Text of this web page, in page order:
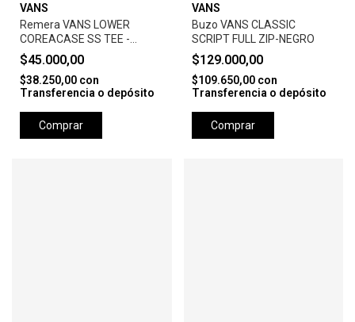
VANS
Remera VANS LOWER
COREACASE SS TEE -
BLACK
$45.000,00
$38.250,00 con
Transferencia o depósito
Comprar
VANS
Buzo VANS CLASSIC
SCRIPT FULL ZIP-NEGRO
$129.000,00
$109.650,00 con
Transferencia o depósito
Comprar